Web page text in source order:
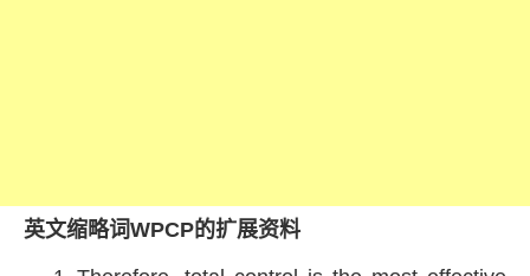
英文缩略词WPCP的扩展资料